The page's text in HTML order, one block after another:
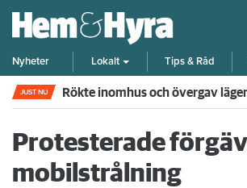
Nyheter Lokalt Tips & Råd
JUST NU Rökte inomhus och övergav
Protesterade
mobilstrålning